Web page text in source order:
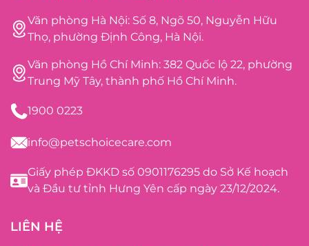
Văn phòng Hà Nội: Số 8, Ngõ 50, Nguyễn Hữu
Thọ, phường Định Công, Hà Nội.
Văn phòng Hồ Chí Minh: 382 Quốc lộ 22, phường
Trung Mỹ Tây, thành phố Hồ Chí Minh.
1900 0223
info@petschoicecare.com
Giấy phép ĐKKD số 0901176295 do Sở Kế hoạch
và Đầu tư tỉnh Hưng Yên cấp ngày 23/12/2024.
LIÊN HỆ